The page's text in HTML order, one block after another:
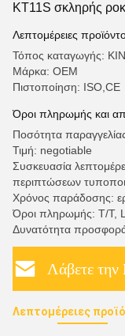
KT11S σκληρής
Λεπτομέρειες
Τόπος καταγωγής:
Μάρκα: OEM
Πιστοποίηση: ISO,CE
Όροι πληρωμής και
Ποσότητα
Τιμή: negotiable
Συσκευασία
περιπτώσεων
Χρόνος παράδοσης:
Όροι πληρωμής: T/T,
Δυνατότητα
Λάβετε την
Λεπτομέρειες